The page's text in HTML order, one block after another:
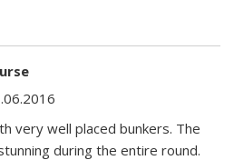
very well placed bunkers. The
during the entire round.